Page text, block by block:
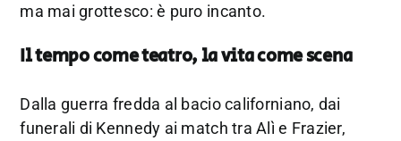
ma mai grottesco: è puro incanto.
Il tempo come teatro, la vita come scena
Dalla guerra fredda al bacio californiano, dai
funerali di Kennedy ai match tra Alì e Frazier,